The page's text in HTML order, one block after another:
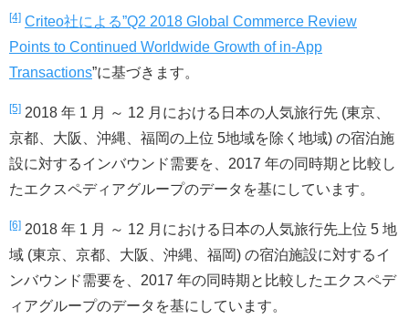
[4] Criteo社による”Q2 2018 Global Commerce Review
Points to Continued Worldwide Growth of in-App
Transactions”に基づきます。
[5] 2018 年 1 月 ～ 12 月における日本の人気旅行先 (東京、
京都、大阪、沖縄、福岡の上位 5地域を除く地域) の宿泊施
設に対するインバウンド需要を、2017 年の同時期と比較し
たエクスペディアグループのデータを基にしています。
[6] 2018 年 1 月 ～ 12 月における日本の人気旅行先上位 5 地
域 (東京、京都、大阪、沖縄、福岡) の宿泊施設に対するイ
ンバウンド需要を、2017 年の同時期と比較したエクスペデ
ィアグループのデータを基にしています。